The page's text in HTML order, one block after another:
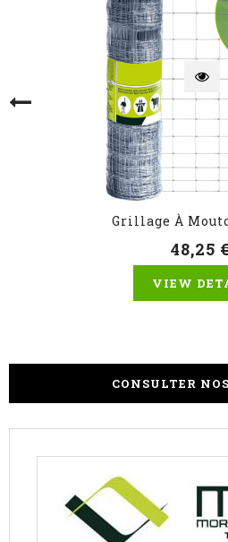
Grillage À
48,25 €
VIEW
CONSULTER